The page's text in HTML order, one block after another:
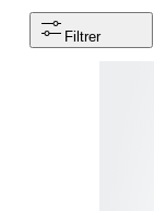
Filtrer